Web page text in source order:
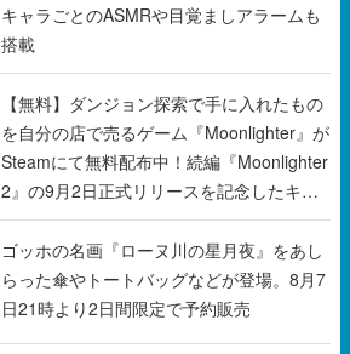
キャラごとのASMRや目覚ましアラームも
搭載
【無料】ダンジョン探索で手に入れたもの
を自分の店で売るゲーム『Moonlighter』が
Steamにて無料配布中！続編『Moonlighter
2』の9月2日正式リリースを記念したキャ
ンペーン
ゴッホの名画『ローヌ川の星月夜』をあし
らった傘やトートバッグなどが登場。8月7
日21時より2日間限定で予約販売